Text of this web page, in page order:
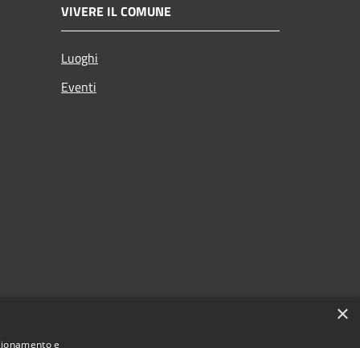
VIVERE IL COMUNE
Luoghi
Eventi
×
e